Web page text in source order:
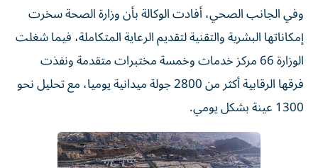
وفي الجانب الصحي، أفادت الوكالة بأن وزارة الصحة سخرت
إمكاناتها البشرية والتقنية لتقديم الرعاية المتكاملة، فيما شغلت
الوزارة 66 مركز خدمات وخمسة مختبرات متقدمة ونفذت
فرقها الرقابية أكثر من 2800 ⁠جولة ميدانية يوميا، مع تحليل نحو
1300 عينة بشكل يومي.